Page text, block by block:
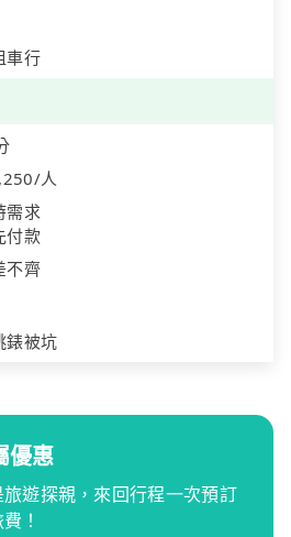
車行
人
需求
付款
不齊
錶被坑
優惠
遊探親，來回行程一次預訂
！